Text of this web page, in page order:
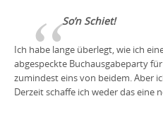
So’n Schiet!
Ich habe lange überlegt, wie ich
abgespeckte Buchausgabeparty
zumindest eins von beidem. Aber
Derzeit schaffe ich weder das eine